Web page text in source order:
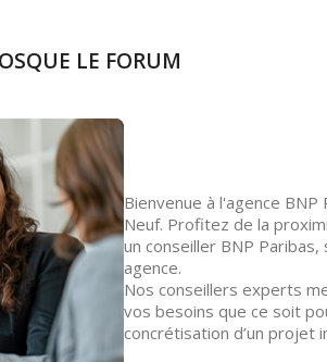
LE FORUM
Bienvenue à l'agence
Neuf. Profitez de la
un conseiller BNP
agence.
Nos conseillers experts
vos besoins que ce soit
concrétisation d’un projet